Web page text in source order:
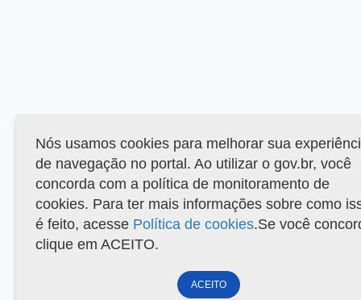
Nós usamos cookies para melhorar sua
de navegação no portal. Ao utilizar o gov.br, você
concorda com a política de monitoramento de
cookies. Para ter mais informações sobre como
é feito, acesse Política de cookies.Se você
clique em ACEITO.
ACEITO